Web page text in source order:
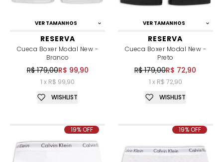
VER TAMANHOS
RESERVA
Cueca Boxer Modal New -
Branco
R$ 179,00R$ 99,90
1 x R$ 99,90
WISHLIST
VER TAMANHOS
RESERVA
Cueca Boxer Modal New -
Preto
R$ 179,00R$ 72,90
1 x R$ 72,90
WISHLIST
19% OFF 19% OFF